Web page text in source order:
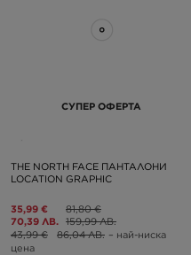
СУПЕР ОФЕРТА
THE NORTH FACE ПАНТАЛОНИ
LOCATION GRAPHIC
35,99 €
70,39 ЛВ.
81,80 €
159,99 ЛВ.
43,99 €
86,04 ЛВ. – най-ниска
цена